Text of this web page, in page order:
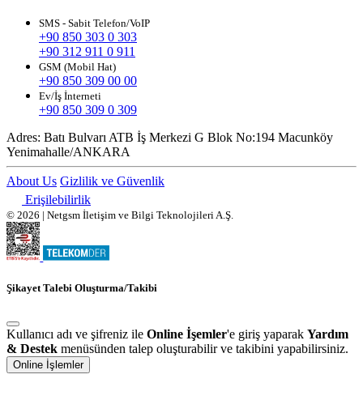
SMS - Sabit Telefon/VoIP
+90 850 303 0 303
+90 312 911 0 911
GSM (Mobil Hat)
+90 850 309 00 00
Ev/İş İnterneti
+90 850 309 0 309
Adres: Batı Bulvarı ATB İş Merkezi G Blok No:194 Macunköy
Yenimahalle/ANKARA
About Us Gizlilik ve Güvenlik
Erişilebilirlik
© 2026 | Netgsm İletişim ve Bilgi Teknolojileri A.Ş.
Şikayet Talebi Oluşturma/Takibi
Kullanıcı adı ve şifreniz ile Online İşemler'e giriş yaparak Yardım
& Destek menüsünden talep oluşturabilir ve takibini yapabilirsiniz.
Online İşlemler